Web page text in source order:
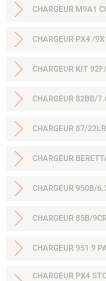
CHARGEUR M9A1
CHARGEUR PX4 /
CHARGEUR KIT
CHARGEUR 82BB/
CHARGEUR 87/22LR
CHARGEUR
CHARGEUR 950B/
CHARGEUR 85B/
CHARGEUR 951 9
CHARGEUR PX4